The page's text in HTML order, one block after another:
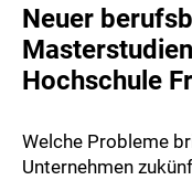
Neuer
Hochschule
Welche Probleme
Unternehmen